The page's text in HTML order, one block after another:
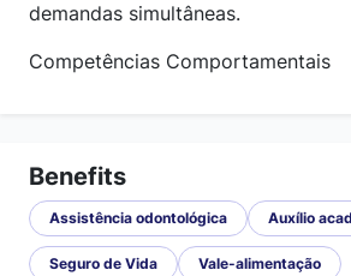
demandas simultâneas.
Competências Comportamentais
Benefits
Assistência odontológica Auxílio
Seguro de Vida Vale-alimentação